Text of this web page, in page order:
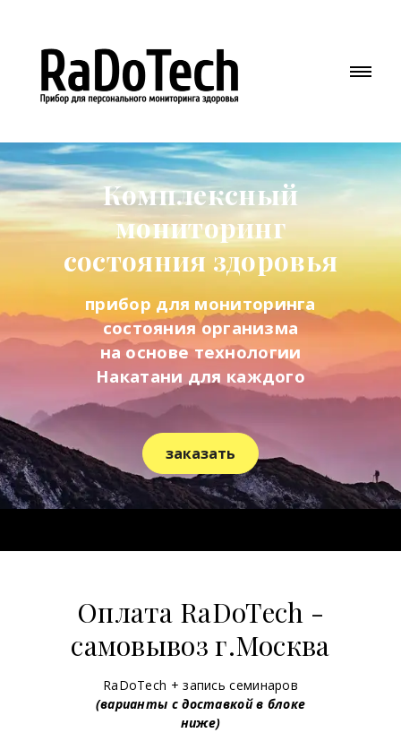
Комплексный
мониторинг
состояния здоровья
прибор для мониторинга
состояния организма
на основе технологии
Накатани для каждого
заказать
Оплата RaDoTech -
самовывоз г.Москва
RaDoTech + запись семинаров
(варианты с доставкой в блоке
ниже)